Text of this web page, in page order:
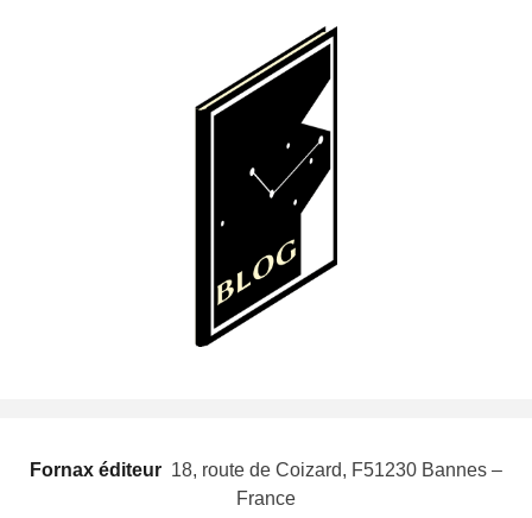
Fornax éditeur  18, route de Coizard, F51230 Bannes –
France